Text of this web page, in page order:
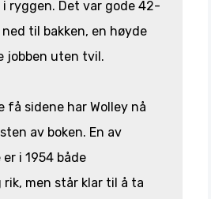
ryggen. Det var gode 42-
til bakken, en høyde
jobben uten tvil.
få sidene har Wolley nå
av boken. En av
i 1954 både
men står klar til å ta